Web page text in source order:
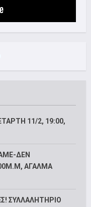
11/2, 19:00,
ΔΕΝ
ΑΓΑΛΜΑ
ΣΥΛΛΑΛΗΤΗΡΙΟ